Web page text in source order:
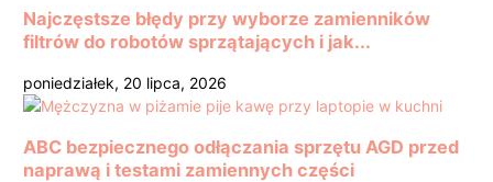
Najczęstsze błędy przy wyborze zamienników
filtrów do robotów sprzątających i jak...
poniedziałek, 20 lipca, 2026
ABC bezpiecznego odłączania sprzętu AGD przed
naprawą i testami zamiennych części